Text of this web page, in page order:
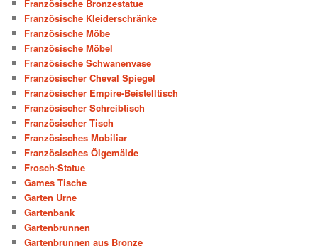
Französische Bronzestatue
Französische Kleiderschränke
Französische Möbe
Französische Möbel
Französische Schwanenvase
Französischer Cheval Spiegel
Französischer Empire-Beistelltisch
Französischer Schreibtisch
Französischer Tisch
Französisches Mobiliar
Französisches Ölgemälde
Frosch-Statue
Games Tische
Garten Urne
Gartenbank
Gartenbrunnen
Gartenbrunnen aus Bronze